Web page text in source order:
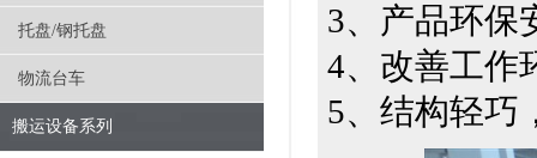
托盘/钢托盘
物流台车
搬运设备系列
3、产品环保
4、改善工作
5、结构轻巧